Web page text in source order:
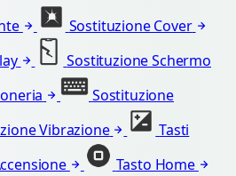
Sostituzione Cover
Sostituzione Schermo
Sostituzione
Vibrazione
Tasti
Tasto Home